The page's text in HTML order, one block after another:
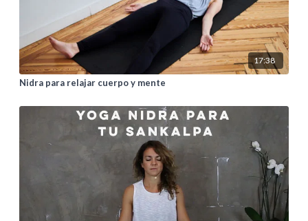
17:38
Nidra para relajar cuerpo y mente